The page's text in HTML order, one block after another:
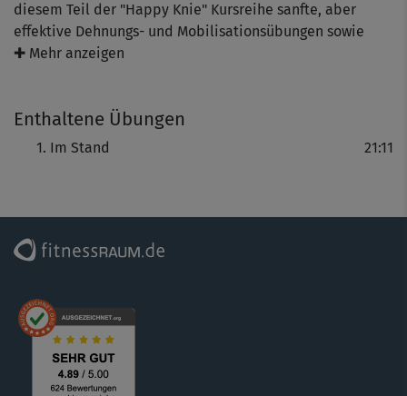
diesem Teil der "Happy Knie" Kursreihe sanfte, aber
effektive Dehnungs- und Mobilisationsübungen sowie
spezielle Übungen, um die Muskulatur rund um deine
entlastest, indem ihr bei den intensiveren Standübungen
die Stuhllehne zur Stabilisierung nutzt.
✚ Mehr anzeigen
Enthaltene Übungen
Im Stand 21:11